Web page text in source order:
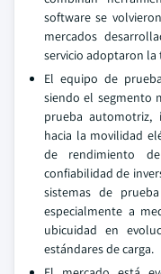
software se
mercados
servicio adoptaron
El equipo de
siendo el segmento
prueba
hacia la movilidad
de rendimiento
confiabilidad de
sistemas de
especialmente a
ubicuidad en
estándares de carga.